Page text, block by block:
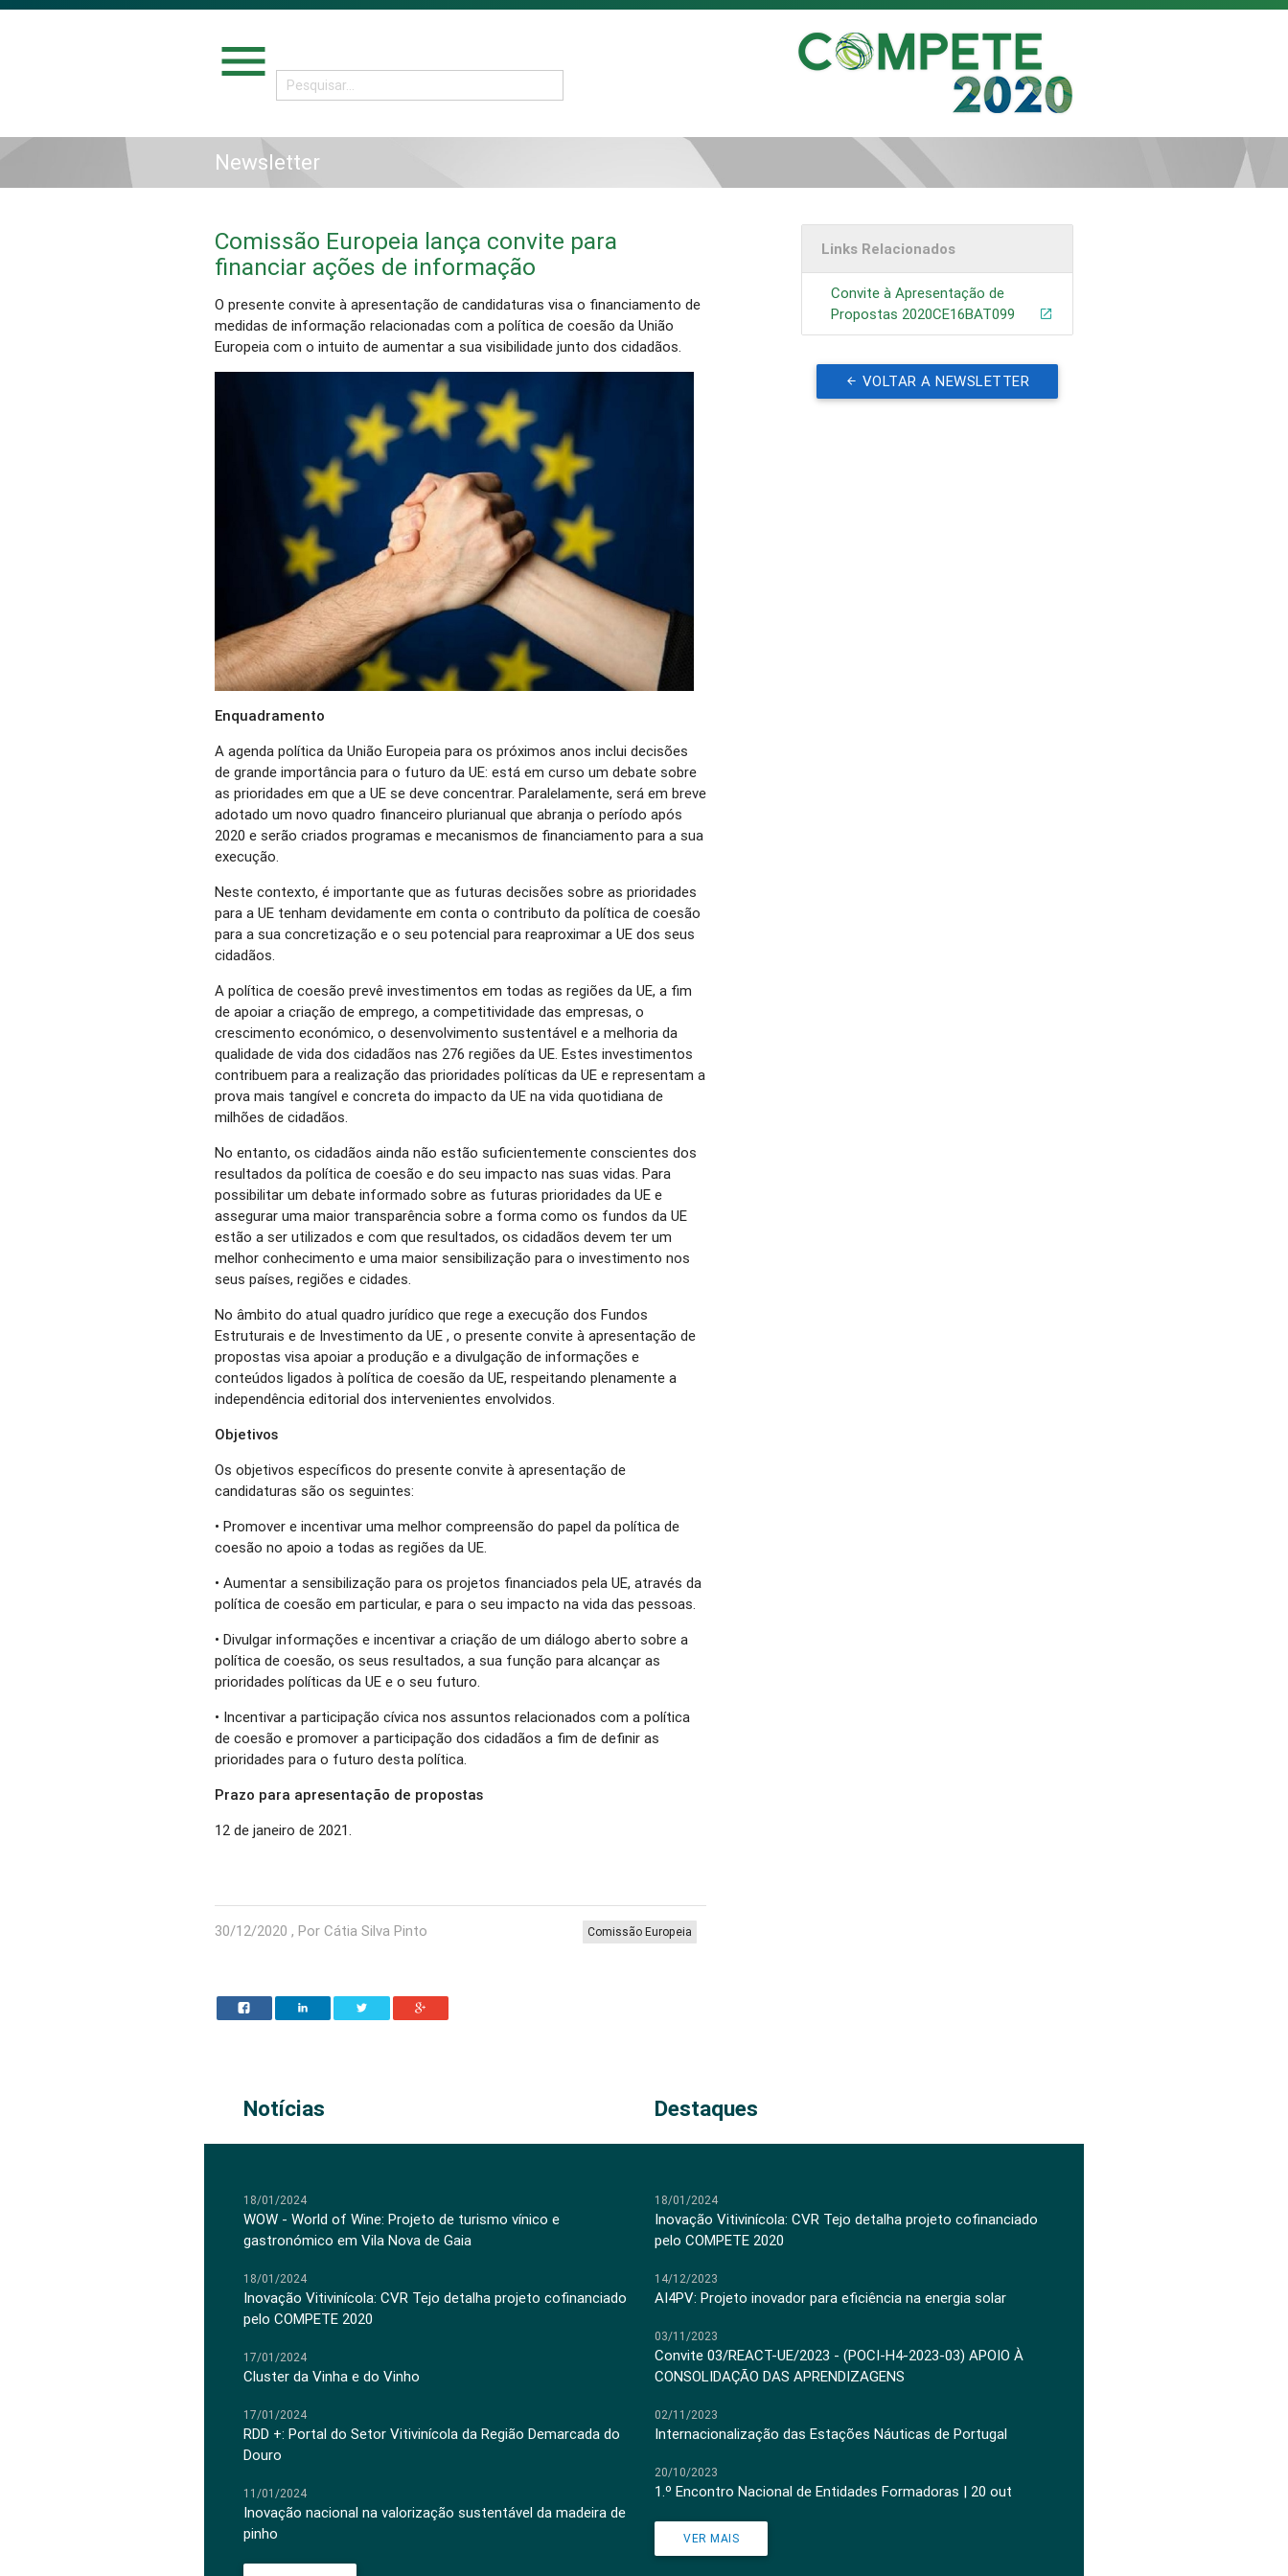
menu
Newsletter
Comissão Europeia lança convite para
financiar ações de informação
O presente convite à apresentação de candidaturas visa o financiamento de
medidas de informação relacionadas com a política de coesão da União
Europeia com o intuito de aumentar a sua visibilidade junto dos cidadãos.
Enquadramento
A agenda política da União Europeia para os próximos anos inclui decisões
de grande importância para o futuro da UE: está em curso um debate sobre
as prioridades em que a UE se deve concentrar. Paralelamente, será em breve
adotado um novo quadro financeiro plurianual que abranja o período após
2020 e serão criados programas e mecanismos de financiamento para a sua
execução.
Neste contexto, é importante que as futuras decisões sobre as prioridades
para a UE tenham devidamente em conta o contributo da política de coesão
para a sua concretização e o seu potencial para reaproximar a UE dos seus
cidadãos.
A política de coesão prevê investimentos em todas as regiões da UE, a fim
de apoiar a criação de emprego, a competitividade das empresas, o
crescimento económico, o desenvolvimento sustentável e a melhoria da
qualidade de vida dos cidadãos nas 276 regiões da UE. Estes investimentos
contribuem para a realização das prioridades políticas da UE e representam a
prova mais tangível e concreta do impacto da UE na vida quotidiana de
milhões de cidadãos.
No entanto, os cidadãos ainda não estão suficientemente conscientes dos
resultados da política de coesão e do seu impacto nas suas vidas. Para
possibilitar um debate informado sobre as futuras prioridades da UE e
assegurar uma maior transparência sobre a forma como os fundos da UE
estão a ser utilizados e com que resultados, os cidadãos devem ter um
melhor conhecimento e uma maior sensibilização para o investimento nos
seus países, regiões e cidades.
No âmbito do atual quadro jurídico que rege a execução dos Fundos
Estruturais e de Investimento da UE , o presente convite à apresentação de
propostas visa apoiar a produção e a divulgação de informações e
conteúdos ligados à política de coesão da UE, respeitando plenamente a
independência editorial dos intervenientes envolvidos.
Objetivos
Os objetivos específicos do presente convite à apresentação de
candidaturas são os seguintes:
• Promover e incentivar uma melhor compreensão do papel da política de
coesão no apoio a todas as regiões da UE.
• Aumentar a sensibilização para os projetos financiados pela UE, através da
política de coesão em particular, e para o seu impacto na vida das pessoas.
• Divulgar informações e incentivar a criação de um diálogo aberto sobre a
política de coesão, os seus resultados, a sua função para alcançar as
prioridades políticas da UE e o seu futuro.
• Incentivar a participação cívica nos assuntos relacionados com a política
de coesão e promover a participação dos cidadãos a fim de definir as
prioridades para o futuro desta política.
Prazo para apresentação de propostas
12 de janeiro de 2021.
30/12/2020 , Por Cátia Silva Pinto Comissão Europeia
Links Relacionados
Convite à Apresentação de
Propostas 2020CE16BAT099
VOLTAR A NEWSLETTER
Notícias Destaques
18/01/2024
WOW - World of Wine: Projeto de turismo vínico e
gastronómico em Vila Nova de Gaia
18/01/2024
Inovação Vitivinícola: CVR Tejo detalha projeto cofinanciado
pelo COMPETE 2020
17/01/2024
Cluster da Vinha e do Vinho
17/01/2024
RDD +: Portal do Setor Vitivinícola da Região Demarcada do
Douro
11/01/2024
Inovação nacional na valorização sustentável da madeira de
pinho
18/01/2024
Inovação Vitivinícola: CVR Tejo detalha projeto cofinanciado
pelo COMPETE 2020
14/12/2023
AI4PV: Projeto inovador para eficiência na energia solar
03/11/2023
Convite 03/REACT-UE/2023 - (POCI-H4-2023-03) APOIO À
CONSOLIDAÇÃO DAS APRENDIZAGENS
02/11/2023
Internacionalização das Estações Náuticas de Portugal
20/10/2023
1.º Encontro Nacional de Entidades Formadoras | 20 out
VER MAIS